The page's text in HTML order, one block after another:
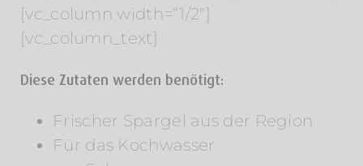
[vc_column width=“1/2″]
[vc_column_text]
Diese Zutaten werden benötigt:
Frischer Spargel aus der Region
Für das Kochwasser